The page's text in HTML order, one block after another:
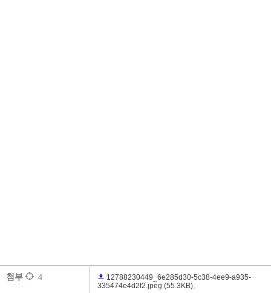
첨부 4
12788230449_6e285d30-5c38-4ee9-a935-
335474e4d2f2.jpeg (55.3KB),